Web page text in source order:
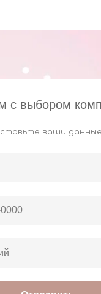
с выбором
ваши данные